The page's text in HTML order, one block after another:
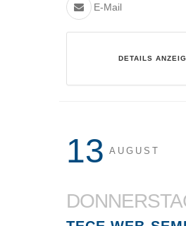
E-Mail
DETAILS
13 AUGUST